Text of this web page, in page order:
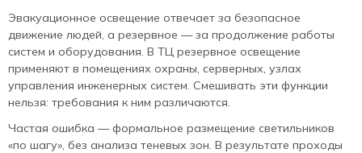
Эвакуационное освещение отвечает за безопасное
движение людей, а резервное — за продолжение работы
систем и оборудования. В ТЦ резервное освещение
применяют в помещениях охраны, серверных, узлах
управления инженерных систем. Смешивать эти функции
нельзя: требования к ним различаются.
Частая ошибка — формальное размещение светильников
«по шагу», без анализа теневых зон. В результате проходы